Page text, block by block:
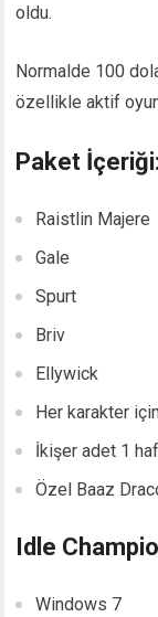
oldu.
Normalde 100
özellikle aktif
Paket İçeriği:
Raistlin Majere
Gale
Spurt
Briv
Ellywick
Her karakter
İkişer adet 1
Özel Baaz
Idle
Windows 7